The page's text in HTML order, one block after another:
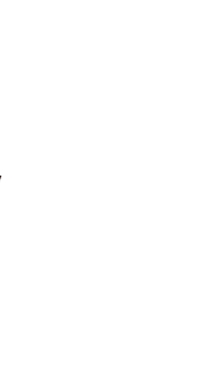
面對「管他的」和